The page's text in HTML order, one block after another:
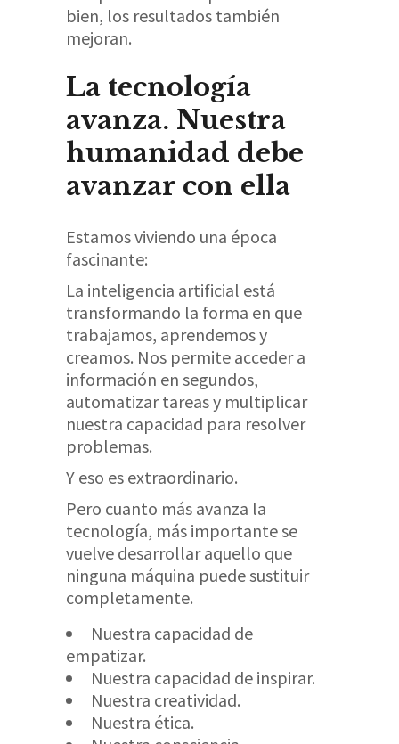
bien, los resultados también
mejoran.
La tecnología
avanza. Nuestra
humanidad debe
avanzar con ella
Estamos viviendo una época
fascinante:
La inteligencia artificial está
transformando la forma en que
trabajamos, aprendemos y
creamos. Nos permite acceder a
información en segundos,
automatizar tareas y multiplicar
nuestra capacidad para resolver
problemas.
Y eso es extraordinario.
Pero cuanto más avanza la
tecnología, más importante se
vuelve desarrollar aquello que
ninguna máquina puede sustituir
completamente.
Nuestra capacidad de
empatizar.
Nuestra capacidad de inspirar.
Nuestra creatividad.
Nuestra ética.